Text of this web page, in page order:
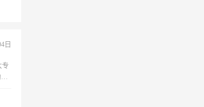
日
专